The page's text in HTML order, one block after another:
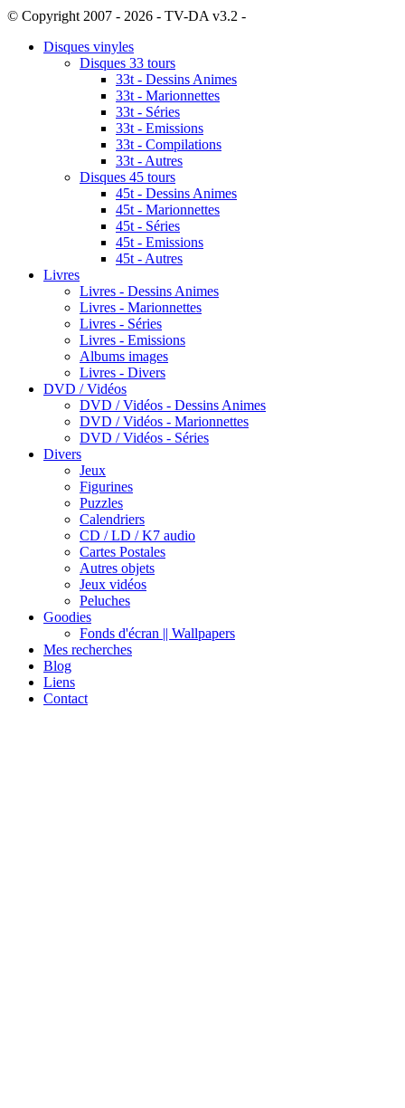
© Copyright 2007 - 2026 - TV-DA v3.2 -
Disques vinyles
Disques 33 tours
33t - Dessins Animes
33t - Marionnettes
33t - Séries
33t - Emissions
33t - Compilations
33t - Autres
Disques 45 tours
45t - Dessins Animes
45t - Marionnettes
45t - Séries
45t - Emissions
45t - Autres
Livres
Livres - Dessins Animes
Livres - Marionnettes
Livres - Séries
Livres - Emissions
Albums images
Livres - Divers
DVD / Vidéos
DVD / Vidéos - Dessins Animes
DVD / Vidéos - Marionnettes
DVD / Vidéos - Séries
Divers
Jeux
Figurines
Puzzles
Calendriers
CD / LD / K7 audio
Cartes Postales
Autres objets
Jeux vidéos
Peluches
Goodies
Fonds d'écran || Wallpapers
Mes recherches
Blog
Liens
Contact